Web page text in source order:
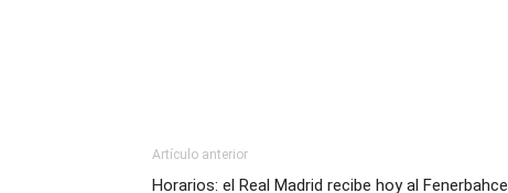
Artículo anterior
Horarios: el Real Madrid recibe hoy al Fenerbahce